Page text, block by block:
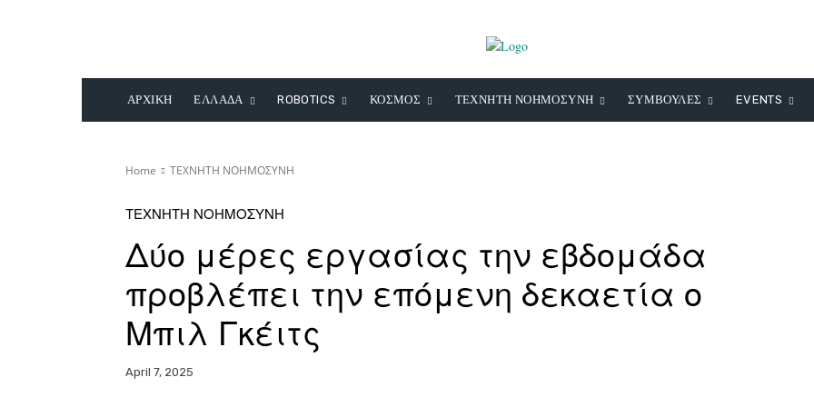
ΑΡΧΙΚΗ ΕΛΛΑΔΑ ROBOTICS ΚΟΣΜΟΣ ΤΕΧΝΗΤΗ ΝΟΗΜΟΣΥΝΗ ΣΥΜΒΟΥΛΕΣ EVENTS
Home ΤΕΧΝΗΤΗ ΝΟΗΜΟΣΥΝΗ
ΤΕΧΝΗΤΗ ΝΟΗΜΟΣΥΝΗ
Δύο μέρες εργασίας την εβδομάδα
προβλέπει την επόμενη δεκαετία ο
Μπιλ Γκέιτς
April 7, 2025